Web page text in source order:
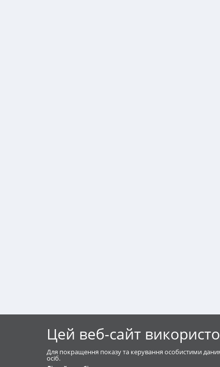
Цей веб-сайт
Для покращення показу та керування особистими
осіб.